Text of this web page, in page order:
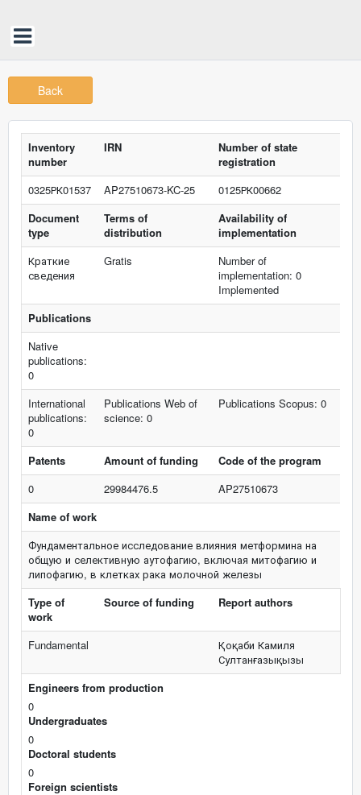
Back
Inventory
number
IRN
Number of state
registration
0325РК01537
AP27510673-KC-25
0125РК00662
Document
type
Terms of
distribution
Availability of
implementation
Краткие
сведения
Gratis
Number of
implementation: 0
Implemented
Publications
Native
publications:
0
International
publications:
0
Publications Web of
science: 0
Publications Scopus: 0
Patents Amount of funding
Code of the program
0
29984476.5
AP27510673
Name of work
Фундаментальное исследование влияния метформина на
общую и селективную аутофагию, включая митофагию и
липофагию, в клетках рака молочной железы
Type of
work
Source of funding Report authors
Fundamental
Қоқаби Камиля
Султанғазықызы
Engineers from production
0
Undergraduates
0
Doctoral students
0
Foreign scientists